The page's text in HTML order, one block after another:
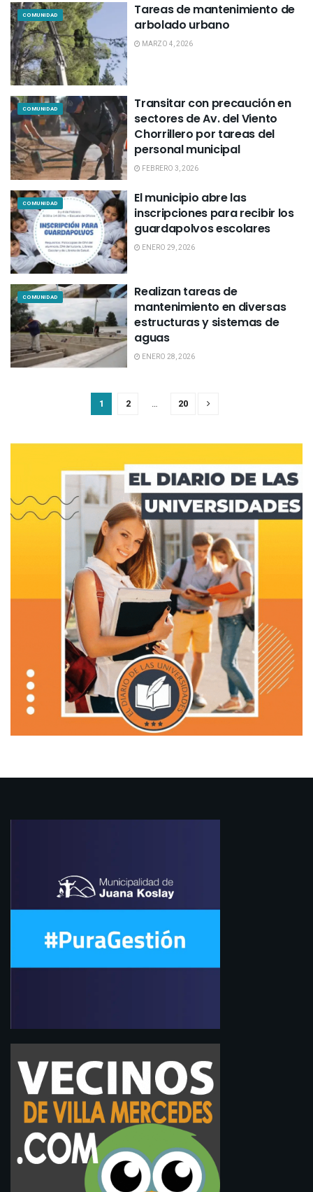
COMUNIDAD
Tareas de mantenimiento de
arbolado urbano
MARZO 4, 2026
COMUNIDAD
Transitar con precaución en
sectores de Av. del Viento
Chorrillero por tareas del
personal municipal
FEBRERO 3, 2026
COMUNIDAD
El municipio abre las
inscripciones para recibir los
guardapolvos escolares
ENERO 29, 2026
COMUNIDAD
Realizan tareas de
mantenimiento en diversas
estructuras y sistemas de
aguas
ENERO 28, 2026
1 2 … 20